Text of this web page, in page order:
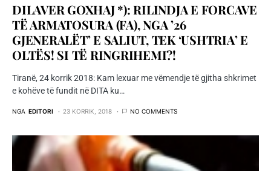
DILAVER GOXHAJ *): RILINDJA E FORCAVE
TË ARMATOSURA (FA), NGA ’26
GJENERALËT’ E SALIUT, TEK ‘USHTRIA’ E
OLTËS! SI TË RINGRIHEMI?!
Tiranë, 24 korrik 2018: Kam lexuar me vëmendje të gjitha shkrimet
e kohëve të fundit në DITA ku…
NGA EDITORI 23 KORRIK, 2018 NO COMMENTS